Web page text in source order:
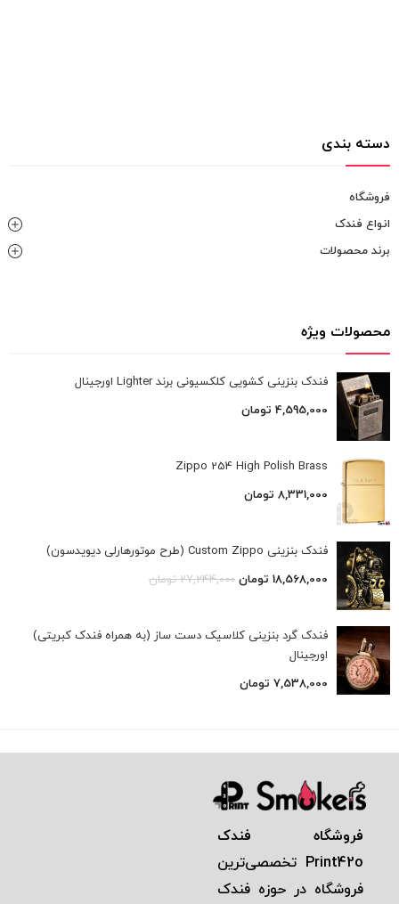
دسته بندی
فروشگاه
انواع فندک
برند محصولات
محصولات ویژه
فندک بنزینی کشویی کلکسیونی برند Lighter اورجینال
4,595,000 تومان
Zippo 254 High Polish Brass
8,331,000 تومان
فندک بنزینی Custom Zippo (طرح موتورهارلی دیویدسون)
18,568,000 تومان 27,244,000 تومان
فندک گرد بنزینی کلاسیک دست ساز (به همراه فندک کبریتی)
اورجینال
7,538,000 تومان
فروشگاه فندک
Print42o تخصصی‌ترين
فروشگاه در حوزه فندک